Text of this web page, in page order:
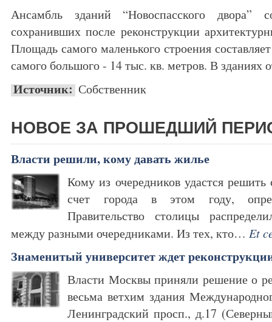
Ансамбль зданий “Новоспасского двора”
сохранивших после реконструкции
Площадь самого маленького строения
самого большого - 14 тыс. кв. метров. В зданиях
Источник: Собственник
НОВОЕ ЗА ПРОШЕДШИЙ
Власти решили, кому давать жилье
Кому из очередников удастся
счет города в этом году,
Правительство столицы
между разными очередниками. Из тех, кто… Et
Знаменитый университет ждет
Власти Москвы приняли решение о
весьма ветхим здания
Ленинградский просп., д.17